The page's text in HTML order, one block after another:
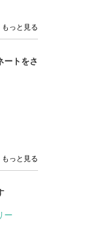
もっと見る
ートをさ
もっと見る
ー